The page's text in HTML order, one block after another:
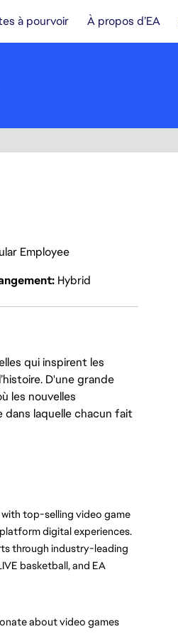
à pourvoir À propos d’EA
Employee
Hybrid
qui inspirent les
D'une grande
les nouvelles
laquelle chacun fait
top-selling video game
digital experiences.
through industry-leading
basketball, and EA
about video games